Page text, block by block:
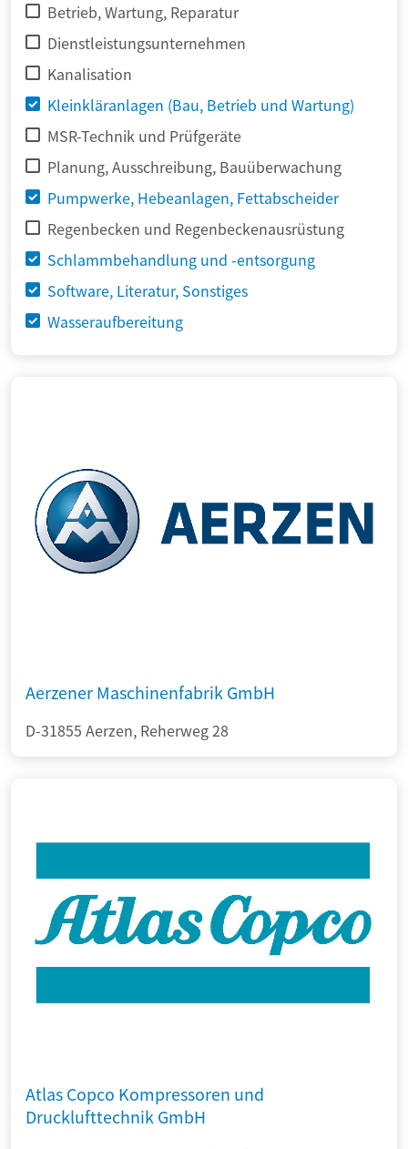
Betrieb, Wartung, Reparatur
Dienstleistungsunternehmen
Kanalisation
Kleinkläranlagen (Bau, Betrieb und Wartung)
MSR-Technik und Prüfgeräte
Planung, Ausschreibung, Bauüberwachung
Pumpwerke, Hebeanlagen, Fettabscheider
Regenbecken und Regenbeckenausrüstung
Schlammbehandlung und -entsorgung
Software, Literatur, Sonstiges
Wasseraufbereitung
Aerzener Maschinenfabrik GmbH
D-31855 Aerzen, Reherweg 28
Atlas Copco Kompressoren und
Drucklufttechnik GmbH